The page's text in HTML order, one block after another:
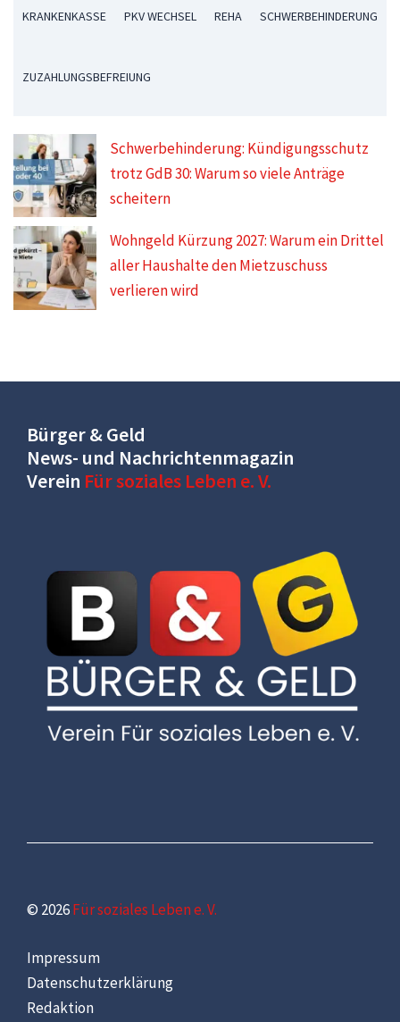
KRANKENKASSE PKV WECHSEL REHA SCHWERBEHINDERUNG
ZUZAHLUNGSBEFREIUNG
Schwerbehinderung: Kündigungsschutz
trotz GdB 30: Warum so viele Anträge
scheitern
Wohngeld Kürzung 2027: Warum ein Drittel
aller Haushalte den Mietzuschuss
verlieren wird
Bürger & Geld
News- und Nachrichtenmagazin
Verein Für soziales Leben e. V.
© 2026Für soziales Leben e. V.
Impressum
Datenschutzerklärung
Redaktion